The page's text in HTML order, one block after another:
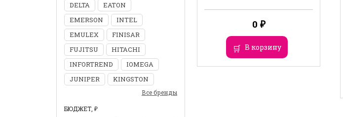
DELTA
EATON
EMERSON
INTEL
EMULEX
FINISAR
FUJITSU
HITACHI
INFORTREND
IOMEGA
JUNIPER
KINGSTON
Все бренды
БЮДЖЕТ, ₽
0 ₽
В корзину